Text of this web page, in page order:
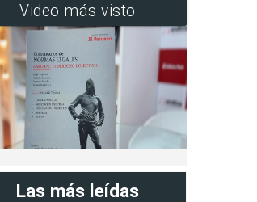
Video más visto
Las más leídas